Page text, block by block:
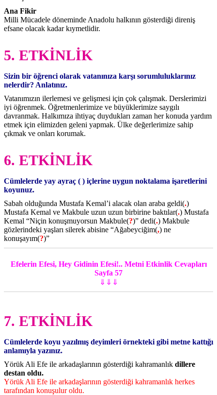
Ana Fikir
Milli Mücadele döneminde Anadolu halkının gösterdiği direniş
efsane olacak kadar kıymetlidir.
5. ETKİNLİK
Sizin bir öğrenci olarak vatanınıza karşı sorumluluklarınız
nelerdir? Anlatınız.
Vatanımızın ilerlemesi ve gelişmesi için çok çalışmak. Derslerimizi
iyi öğrenmek. Öğretmenlerimize ve büyüklerimize saygılı
davranmak. Halkımıza ihtiyaç duydukları zaman her konuda yardım
etmek için elimizden geleni yapmak. Ülke değerlerimize sahip
çıkmak ve onları korumak.
6. ETKİNLİK
Cümlelerde yay ayraç ( ) içlerine uygun noktalama işaretlerini
koyunuz.
Sabah olduğunda Mustafa Kemal’i alacak olan araba geldi(.)
Mustafa Kemal ve Makbule uzun uzun birbirine baktılar(.) Mustafa
Kemal “Niçin konuşmuyorsun Makbule(?)” dedi(.) Makbule
gözlerindeki yaşları silerek abisine “Ağabeyciğim(,) ne
konuşayım(?)”
Efelerin Efesi, Hey Gidinin Efesi!.. Metni Etkinlik Cevapları
Sayfa 57
⇓⇓⇓
7. ETKİNLİK
Cümlelerde koyu yazılmış deyimleri örnekteki gibi metne kattığı
anlamıyla yazınız.
Yörük Ali Efe ile arkadaşlarının gösterdiği kahramanlık dillere
destan oldu.
Yörük Ali Efe ile arkadaşlarının gösterdiği kahramanlık herkes
tarafından konuşulur oldu.